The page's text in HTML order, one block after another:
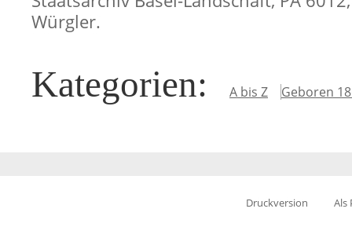
Würgler.
Kategorien: A bis Z Geboren
Druckversion Als